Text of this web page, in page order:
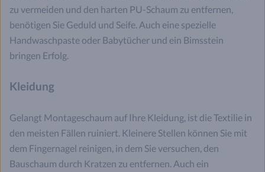
zu vermeiden und den harten PU-Schaum zu entfernen,
benötigen Sie Geduld und Seife. Auch eine spezielle
Handwaschpaste oder Babytücher und ein Bimsstein
bringen Erfolg.
Kleidung
Gelangt Montageschaum auf Ihre Kleidung, ist die Textilie in
den meisten Fällen ruiniert. Kleinere Stellen können Sie mit
dem Fingernagel reinigen, in dem Sie versuchen, den
Bauschaum durch Kratzen zu entfernen. Auch ein